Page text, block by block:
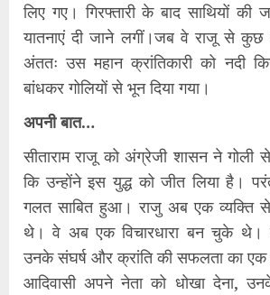
लिए गए। गिरफ्तारी के बाद साथियों की
यातनाएं दी जाने लगीं।जब वे राजू से कुछ
अंततः उस महान क्रांतिकारी को नदी
बांधकर गोलियों से भून दिया गया।
अपनी बात…
सीताराम राजू को अंग्रेजी शासन ने गोली
कि उन्होंने इस युद्ध को जीत लिया है।
गलत साबित हुआ। राजु अब एक
थे। वे अब एक विचारधारा बन चुके थे।
उनके संघर्ष और क्रांति की सफलता का एक
आदिवासी अपने नेता को धोखा देना,